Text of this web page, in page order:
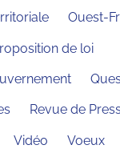
Ouest-
de loi
Revue de
Vidéo Voeux